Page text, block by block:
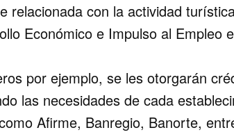
relacionada con la actividad
Económico e Impulso al Empleo
por ejemplo, se les otorgarán
las necesidades de cada
Afirme, Banregio, Banorte,